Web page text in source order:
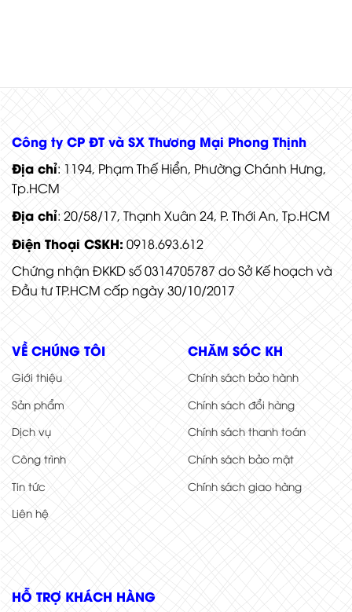
Công ty CP ĐT và SX Thương Mại Phong Thịnh
Địa chỉ: 1194, Phạm Thế Hiển, Phường Chánh Hưng,
Tp.HCM
Địa chỉ: 20/58/17, Thạnh Xuân 24, P. Thới An, Tp.HCM
Điện Thoại CSKH: 0918.693.612
Chứng nhận ĐKKD số 0314705787 do Sở Kế hoạch và
Đầu tư TP.HCM cấp ngày 30/10/2017
VỀ CHÚNG TÔI
Giới thiệu
Sản phẩm
Dịch vụ
Công trình
Tin tức
Liên hệ
CHĂM SÓC KH
Chính sách bảo hành
Chính sách đổi hàng
Chính sách thanh toán
Chính sách bảo mật
Chính sách giao hàng
HỖ TRỢ KHÁCH HÀNG